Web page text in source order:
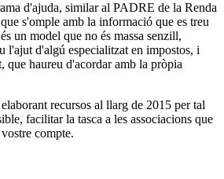
d'ajuda, similar al PADRE de la Renda
s'omple amb la informació que es treu
un model que no és massa senzill,
l'ajut d'algú especialitzat en impostos, i
que haureu d'acordar amb la pròpia
recursos al llarg de 2015 per tal
facilitar la tasca a les associacions que
compte.